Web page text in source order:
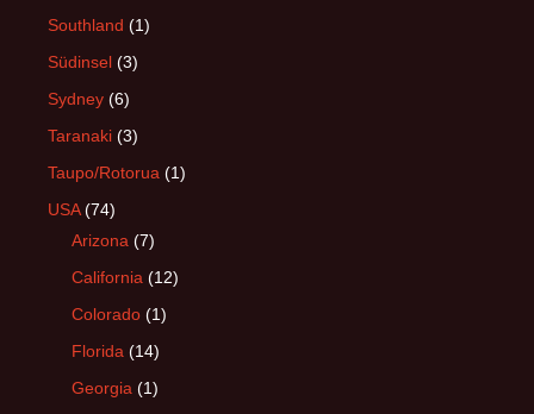
Southland (1)
Südinsel (3)
Sydney (6)
Taranaki (3)
Taupo/Rotorua (1)
USA(74)
Arizona (7)
California (12)
Colorado (1)
Florida (14)
Georgia (1)